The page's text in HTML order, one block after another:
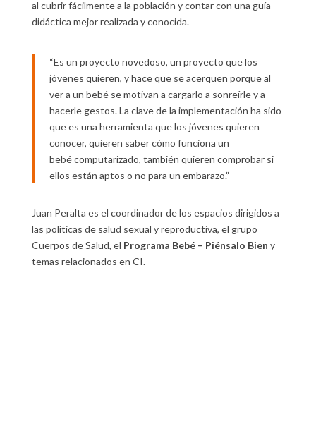
al cubrir fácilmente a la población y contar con una guía
didáctica mejor realizada y conocida.
“Es un proyecto novedoso, un proyecto que los
jóvenes quieren, y hace que se acerquen porque al
ver a un bebé se motivan a cargarlo a sonreírle y a
hacerle gestos. La clave de la implementación ha sido
que es una herramienta que los jóvenes quieren
conocer, quieren saber cómo funciona un
bebé computarizado, también quieren comprobar si
ellos están aptos o no para un embarazo.”
Juan Peralta es el coordinador de los espacios dirigidos a
las políticas de salud sexual y reproductiva, el grupo
Cuerpos de Salud, el Programa Bebé – Piénsalo Bien y
temas relacionados en CI.